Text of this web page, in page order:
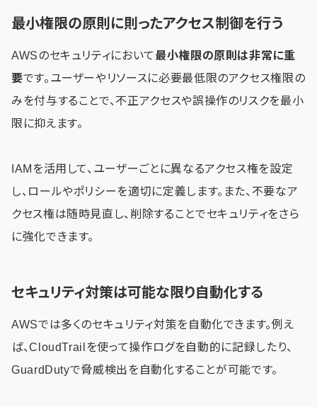
最小権限の原則に則ったアクセス制御を行う
AWSのセキュリティにおいて 最小権限の原則は非常に重
要です。ユーザーやリソースに必要最低限のアクセス権限の
みを付与することで、不正アクセスや誤操作のリスクを最小
限に抑えます。
IAMを活用して、ユーザーごとに異なるアクセス権を設定
し、ロールやポリシーを適切に定義します。また、不要なア
クセス権は随時見直し、削除することでセキュリティをさら
に強化できます。
セキュリティ対策は可能な限り自動化する
AWSでは多くのセキュリティ対策を自動化できます。例え
ば、CloudTrailを使って操作ログを自動的に記録したり、
GuardDutyで脅威検出を自動化することが可能です。